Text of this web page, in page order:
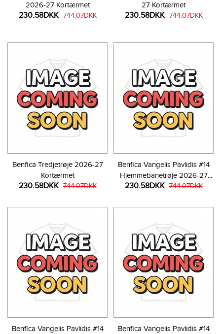
2026-27 Kortærmet
230.58DKK 744.07DKK
27 Kortærmet
230.58DKK 744.07DKK
Benfica Tredjetrøje 2026-27
Kortærmet
230.58DKK 744.07DKK
Benfica Vangelis Pavlidis #14
Hjemmebanetrøje 2026-27
Kortærmet
230.58DKK 744.07DKK
Benfica Vangelis Pavlidis #14
Benfica Vangelis Pavlidis #14